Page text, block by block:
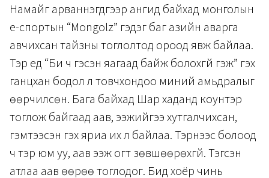
Намайг арваннэгдүгээр ангид байхад монголын
е-спортын “Моngolz” гэдэг баг азийн аварга
авчихсан тайзны тоглолтод ороод явж байлаа.
Тэр үед “Би ч гэсэн яагаад байж болохгүй гэж” гэх
ганцхан бодол л товчхондоо миний амьдралыг
өөрчилсөн. Бага байхад Шар хаданд коунтэр
тоглож байгаад аав, ээжийгээ хутгалчихсан,
гэмтээсэн гэх яриа их л байлаа. Тэрнээс болоод
ч тэр юм уу, аав ээж огт зөвшөөрөхгүй. Тэгсэн
атлаа аав өөрөө тоглодог. Бид хоёр чинь